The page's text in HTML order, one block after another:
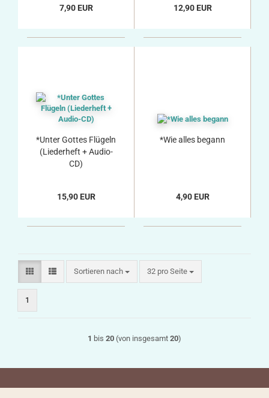
7,90 EUR 12,90 EUR
*Unter Gottes Flügeln
(Liederheft + Audio-
CD)
15,90 EUR
*Wie alles begann
4,90 EUR
Sortieren nach
Sortieren nach 32 pro Seite
pro Seite
1
1 bis 20 (von insgesamt 20)